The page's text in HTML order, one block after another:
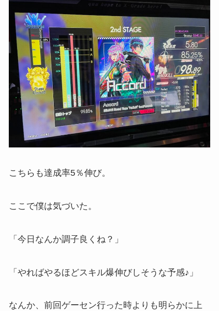
こちらも達成率5％伸び。
ここで僕は気づいた。
「今日なんか調子良くね？」
「やればやるほどスキル爆伸びしそうな予感♪」
なんか、前回ゲーセン行った時よりも明らかに上